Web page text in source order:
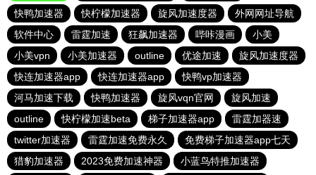
快鸭加速器
快柠檬加速器 旋风加速度器
外网网址导航
软件中心
雷霆加速 狂飙加速器 哔咔漫画
小美
小美vpn
小美加速器 outline 优途加速
旋风加速度器
快连加速器app
快连加速器app
快鸭vp加速器
河马加速下载
快鸭加速器 旋风vqn官网
旋风加速
outline
快柠檬加速beta 梯子加速器app
雷霆加器速
twitter加速器
雷霆加速免费永久
免费梯子加速器app七天
猎豹加速器
2023免费加速神器 小蓝鸟特推加速器